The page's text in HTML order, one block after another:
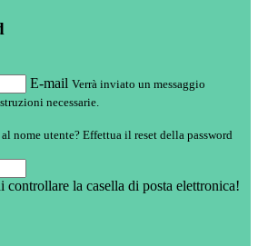
E-mail Verrà inviato un messaggio
necessarie.
nome utente? Effettua il reset della password
controllare la casella di posta elettronica!